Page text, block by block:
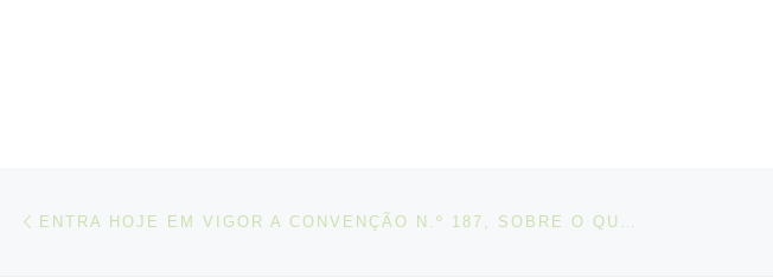
Post navigation